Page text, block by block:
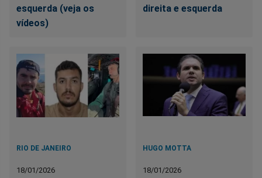
esquerda (veja os
vídeos)
direita e esquerda
RIO DE JANEIRO
18/01/2026
HUGO MOTTA
18/01/2026